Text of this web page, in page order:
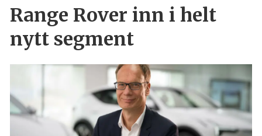
Range Rover inn i helt
nytt segment